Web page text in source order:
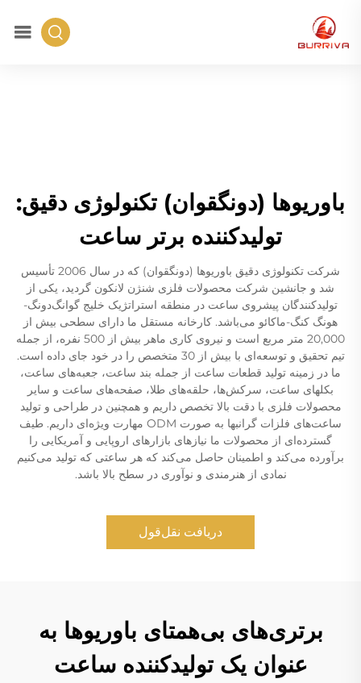
باوریوها (دونگقوان) تکنولوژی دقیق:
تولیدکننده برتر ساعت
شرکت تکنولوژی دقیق باوریوها (دونگقوان) که در سال 2006 تأسیس
شد و جانشین شرکت محصولات فلزی شنژن لانکون گردید، یکی از
تولیدکنندگان پیشروی ساعت در منطقه استراتژیک خلیج گوانگ‌دونگ-
هونگ کنگ-ماکائو می‌باشد. کارخانه مستقل ما دارای سطحی بیش از
20,000 متر مربع است و نیروی کاری ماهر بیش از 500 نفره، از جمله
تیم تحقیق و توسعه‌ای با بیش از 30 متخصص را در خود جای داده است.
ما در زمینه تولید قطعات ساعت از جمله بند ساعت، جعبه‌های ساعت،
بکلهای ساعت، سرکش‌ها، حلقه‌های طلا، صفحه‌های ساعت و سایر
محصولات فلزی با دقت بالا تخصص داریم و همچنین در طراحی و تولید
ساعت‌های فلزات گرانبها به صورت ODM مهارت ویژه‌ای داریم. طیف
گسترده‌ای از محصولات ما نیازهای بازارهای اروپایی و آمریکایی را
برآورده می‌کند و اطمینان حاصل می‌کند که هر ساعتی که تولید می‌کنیم
نمادی از هنرمندی و نوآوری در سطح بالا باشد.
دریافت نقل‌قول
برتری‌های بی‌همتای باوریوها به
عنوان یک تولیدکننده ساعت